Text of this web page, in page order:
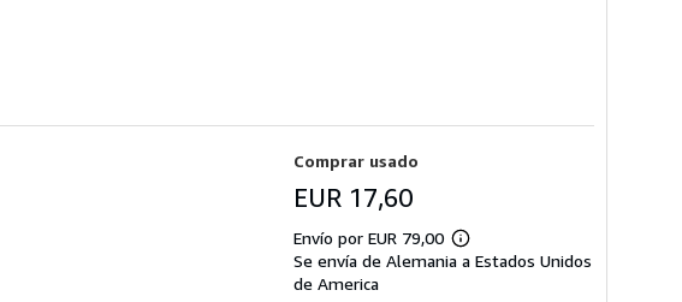
Comprar usado
EUR 17,60
Envío por EUR 79,00
Más
información
Se envía de Alemania a Estados Unidos
de America